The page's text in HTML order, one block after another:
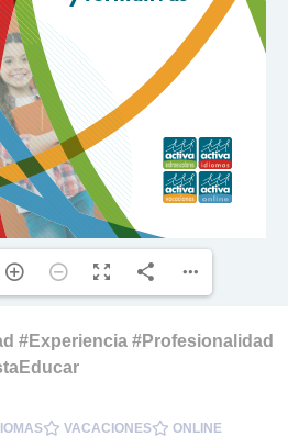
#Experiencia #Profesionalidad
VACACIONES ONLINE